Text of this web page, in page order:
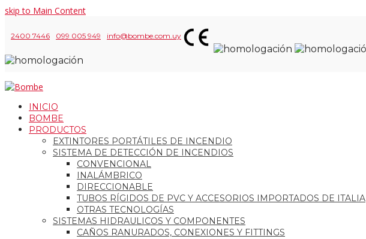
skip to Main Content
2400 7446 099 005 949 info@bombe.com.uy
INICIO
BOMBE
PRODUCTOS
EXTINTORES PORTÁTILES DE INCENDIO
SISTEMA DE DETECCIÓN DE INCENDIOS
CONVENCIONAL
INALÁMBRICO
DIRECCIONABLE
TUBOS RÍGIDOS DE PVC Y ACCESORIOS IMPORTADOS DE ITALIA
OTRAS TECNOLOGÍAS
SISTEMAS HIDRAULICOS Y COMPONENTES
CAÑOS RANURADOS, CONEXIONES Y FITTINGS